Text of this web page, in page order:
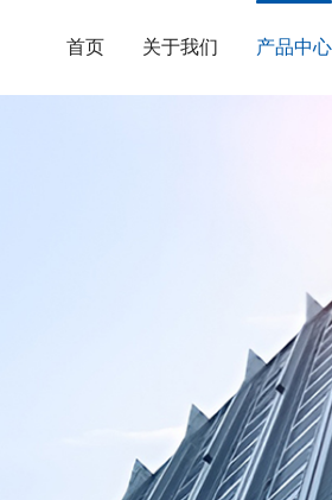
首页 关于我们 产品中心